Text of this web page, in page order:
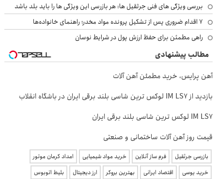
بررسی ویژگی های فنی جرثقیل ها: هر بازرسی این ویژگی ها را باید بلد باشد
۷ اقدام ضروری پس از تشکیل پرونده مواد مخدر؛ راهنمای خانواده‌ها
راهی مطمئن برای حفظ ارزش پول در شرایط نوسان
مطالب پیشنهادی
آهن پرایس، خرید مطمئن آهن آلات
بازدید از IM LS7 لوکس ترین شاسی بلند برقی ایران در باشگاه انقلاب
IM LS7 لوکس ترین شاسی بلند برقی ایران
قیمت روز آهن آلات ساختمانی و صنعتی
بازرسی جرثقیل فرم ساز آنلاین خرید مواد شیمیایی
امداد کرمان موتور
خرید یوسی
اقتصاد ایرانی بهترین بروکر ارز دیجیتال بلیط اتوبوس